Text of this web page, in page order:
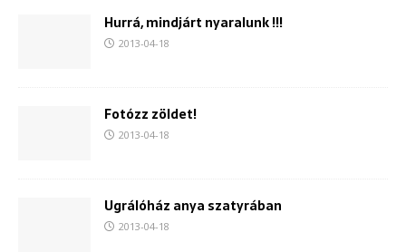
Hurrá, mindjárt nyaralunk !!!
2013-04-18
Fotózz zöldet!
2013-04-18
Ugrálóház anya szatyrában
2013-04-18